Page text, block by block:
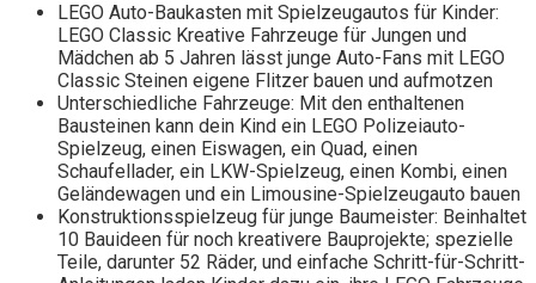
LEGO Auto-Baukasten mit Spielzeugautos für Kinder:
LEGO Classic Kreative Fahrzeuge für Jungen und
Mädchen ab 5 Jahren lässt junge Auto-Fans mit LEGO
Classic Steinen eigene Flitzer bauen und aufmotzen
Unterschiedliche Fahrzeuge: Mit den enthaltenen
Bausteinen kann dein Kind ein LEGO Polizeiauto-
Spielzeug, einen Eiswagen, ein Quad, einen
Schaufellader, ein LKW-Spielzeug, einen Kombi, einen
Geländewagen und ein Limousine-Spielzeugauto bauen
Konstruktionsspielzeug für junge Baumeister: Beinhaltet
10 Bauideen für noch kreativere Bauprojekte; spezielle
Teile, darunter 52 Räder, und einfache Schritt-für-Schritt-